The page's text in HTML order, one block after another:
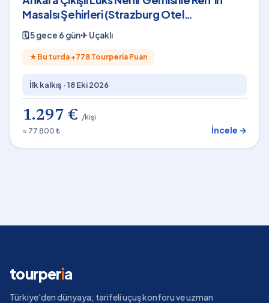
Masalsı Şehirleri (Strazburg Otel
Konaklamalı)
🗓5 gece 6 gün✈Uçaklı
★ Bu turda +778 Tourperia Puan
İlk kalkış ·18 Eki 2026
1.297 € /kişi
≈ 77.800 ₺
İncele →
tourperia
Türkiye'den dünyaya; tarifeli uçuş konforu ve uzman